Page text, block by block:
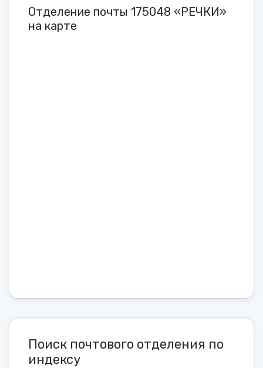
Отделение почты 175048 «РЕЧКИ»
на карте
Поиск почтового отделения по
индексу